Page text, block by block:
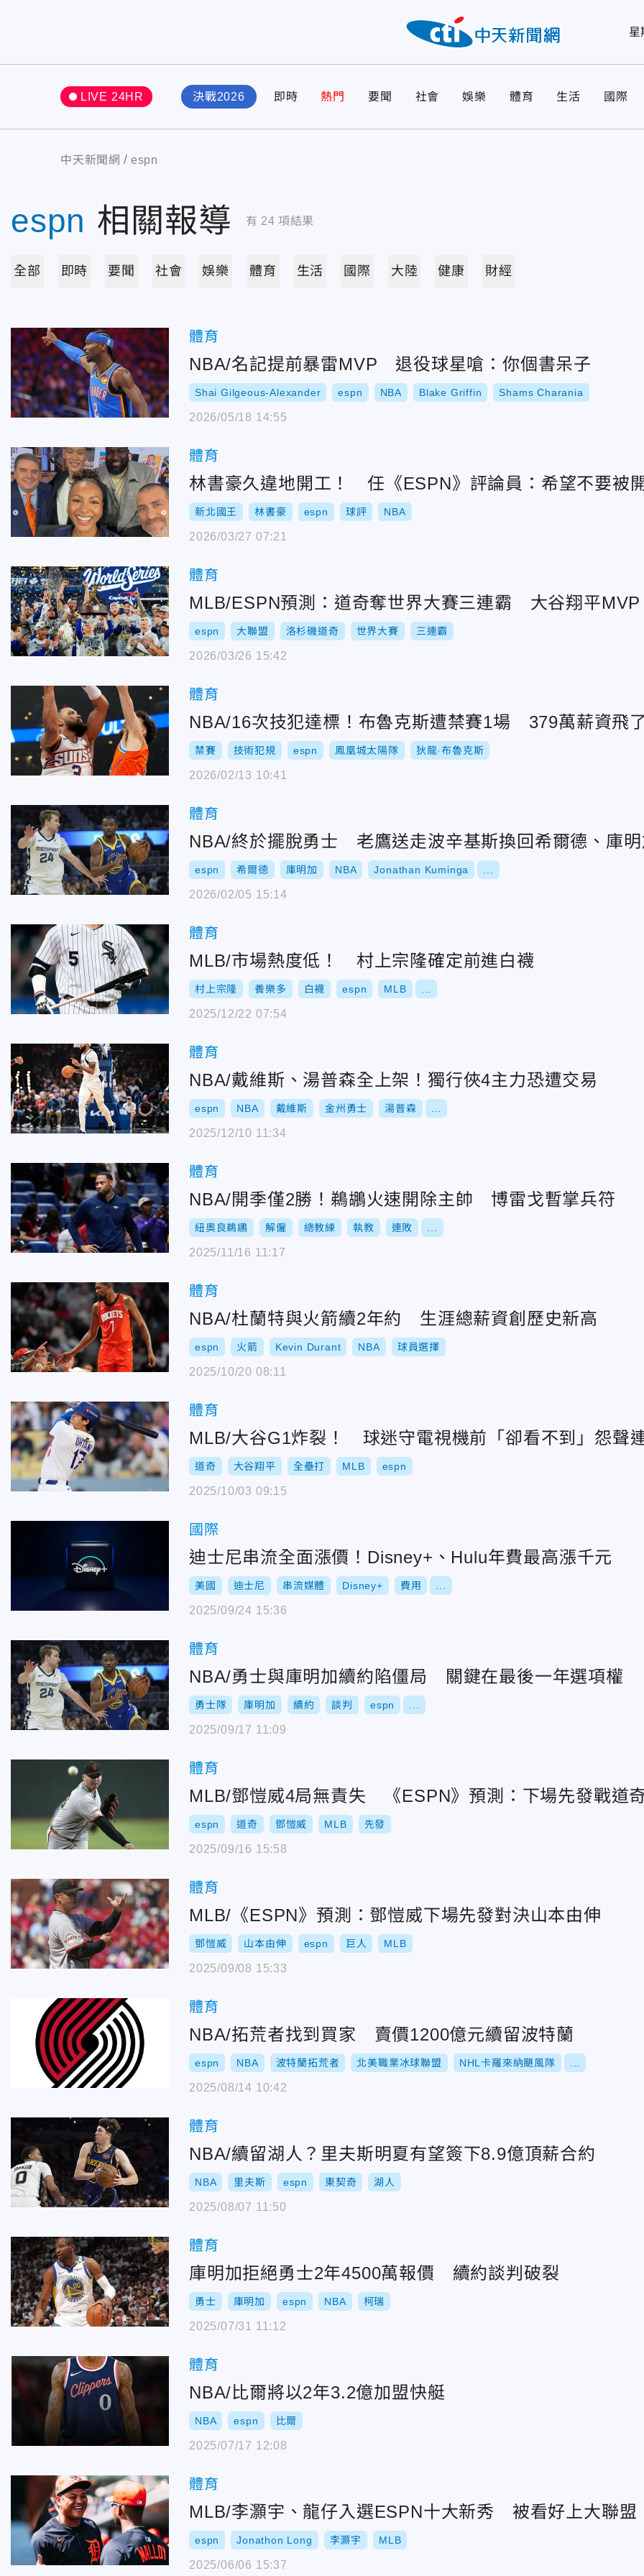
星
LIVE 24HR 決戰2026 即時 熱門 要聞 社會 娛樂 體育 生活 國際
中天新聞網 espn
espn 相關報導 有 24 項結果
全部 即時 要聞 社會 娛樂 體育 生活 國際 大陸 健康 財經
體育
NBA/名記提前暴雷MVP 退役球星嗆：你個書呆子
Shai Gilgeous-Alexander espn NBA Blake Griffin Shams Charania
2026/05/18 14:55
體育
林書豪久違地開工！ 任《ESPN》評論員：希望不要被
新北國王 林書豪 espn 球評 NBA
2026/03/27 07:21
體育
MLB/ESPN預測：道奇奪世界大賽三連霸 大谷翔平MVP
espn 大聯盟 洛杉磯道奇 世界大賽 三連霸
2026/03/26 15:42
體育
NBA/16次技犯達標！布魯克斯遭禁賽1場 379萬薪資飛
禁賽 技術犯規 espn 鳳凰城太陽隊 狄龍·布魯克斯
2026/02/13 10:41
體育
NBA/終於擺脫勇士 老鷹送走波辛基斯換回希爾德、庫
espn 希爾德 庫明加 NBA Jonathan Kuminga
2026/02/05 15:14
體育
MLB/市場熱度低！ 村上宗隆確定前進白襪
村上宗隆 養樂多 白襪 espn MLB
2025/12/22 07:54
體育
NBA/戴維斯、湯普森全上架！獨行俠4主力恐遭交易
espn NBA 戴維斯 金州勇士 湯普森
2025/12/10 11:34
體育
NBA/開季僅2勝！鵜鶘火速開除主帥 博雷戈暫掌兵符
紐奧良鵜鶘 解僱 總教練 執教 連敗
2025/11/16 11:17
體育
NBA/杜蘭特與火箭續2年約 生涯總薪資創歷史新高
espn 火箭 Kevin Durant NBA 球員選擇
2025/10/20 08:11
體育
MLB/大谷G1炸裂！ 球迷守電視機前「卻看不到」怨聲
道奇 大谷翔平 全壘打 MLB espn
2025/10/03 09:15
國際
迪士尼串流全面漲價！Disney+、Hulu年費最高漲千元
美國 迪士尼 串流媒體 Disney+ 費用
2025/09/24 15:36
體育
NBA/勇士與庫明加續約陷僵局 關鍵在最後一年選項權
勇士隊 庫明加 續約 談判 espn
2025/09/17 11:09
體育
MLB/鄧愷威4局無責失 《ESPN》預測：下場先發戰道
espn 道奇 鄧愷威 MLB 先發
2025/09/16 15:58
體育
MLB/《ESPN》預測：鄧愷威下場先發對決山本由伸
鄧愷威 山本由伸 espn 巨人 MLB
2025/09/08 15:33
體育
NBA/拓荒者找到買家 賣價1200億元續留波特蘭
espn NBA 波特蘭拓荒者 北美職業冰球聯盟 NHL卡羅來納颶風隊
2025/08/14 10:42
體育
NBA/續留湖人？里夫斯明夏有望簽下8.9億頂薪合約
NBA 里夫斯 espn 東契奇 湖人
2025/08/07 11:50
體育
庫明加拒絕勇士2年4500萬報價 續約談判破裂
勇士 庫明加 espn NBA 柯瑞
2025/07/31 11:12
體育
NBA/比爾將以2年3.2億加盟快艇
NBA espn 比爾
2025/07/17 12:08
體育
MLB/李灝宇、龍仔入選ESPN十大新秀 被看好上大聯盟
espn Jonathon Long 李灝宇 MLB
2025/06/06 15:37